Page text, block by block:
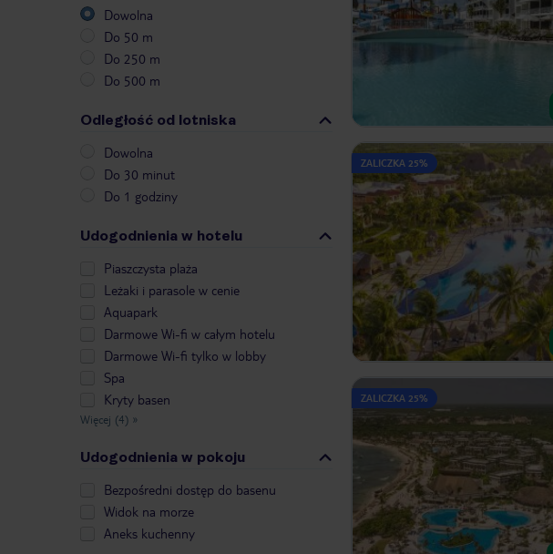
Dowolna
Do 50 m
Do 250 m
Do 500 m
Odległość od lotniska
Dowolna
Do 30 minut
Do 1 godziny
Udogodnienia w hotelu
Piaszczysta plaża
Leżaki i parasole w cenie
Aquapark
Darmowe Wi-fi w całym hotelu
Darmowe Wi-fi tylko w lobby
Spa
Kryty basen
Więcej (4) »
Udogodnienia w pokoju
Bezpośredni dostęp do basenu
Widok na morze
Aneks kuchenny
ZALICZKA 25%
ZALICZKA 25%